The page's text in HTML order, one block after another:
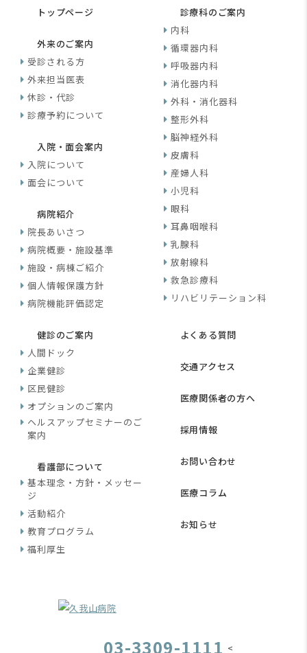
トップページ
外来のご案内
受診される方
外来担当医表
休診・代診
診療予約について
入院・面会案内
入院について
面会について
病院紹介
院長あいさつ
病院概要・施設基準
施設・病棟ご紹介
個人情報保護方針
病院機能評価認定
診療科のご案内
内科
循環器内科
呼吸器内科
消化器内科
外科・消化器科
整形外科
脳神経外科
皮膚科
産婦人科
小児科
眼科
耳鼻咽喉科
乳腺科
放射線科
救急診療科
リハビリテーション科
健診のご案内
人間ドック
企業健診
区民健診
オプションのご案内
ヘルスアップセミナーのご
案内
看護部について
基本理念・方針・メッセー
ジ
活動紹介
教育プログラム
福利厚生
よくある質問
交通アクセス
医療関係者の方へ
採用情報
お問い合わせ
医療コラム
お知らせ
03-3309-1111 <